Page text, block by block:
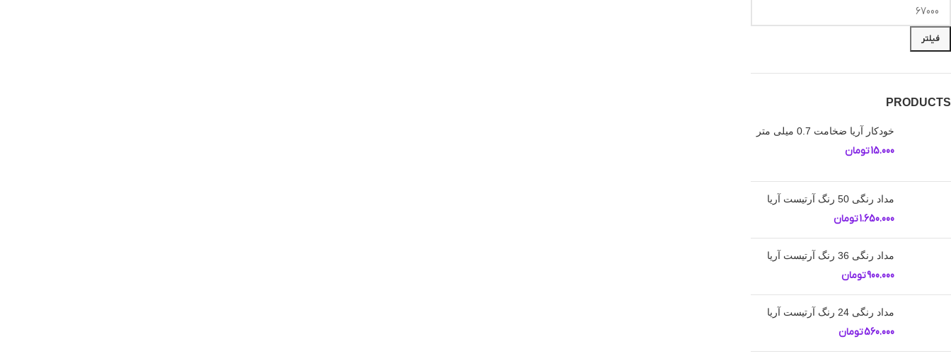
فیلتر
PRODUCTS
خودکار آریا ضخامت 0.7 میلی متر
15.000تومان
مداد رنگی 50 رنگ آرتیست آریا
1.650.000تومان
مداد رنگی 36 رنگ آرتیست آریا
900.000تومان
مداد رنگی 24 رنگ آرتیست آریا
560.000تومان